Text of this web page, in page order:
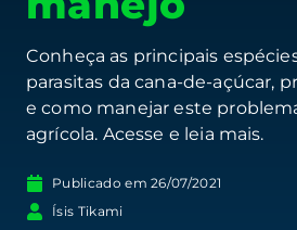
Conheça as principais
parasitas da cana-de-açúcar,
e como manejar este
agrícola. Acesse e leia mais.
Publicado em 26/07/2021
Ísis Tikami